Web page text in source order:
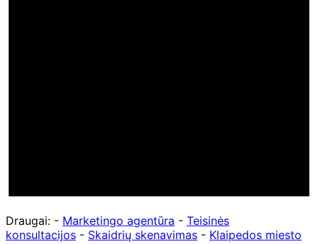
Draugai: - Marketingo agentūra - Teisinės
konsultacijos - Skaidrių skenavimas - Klaipedos miesto